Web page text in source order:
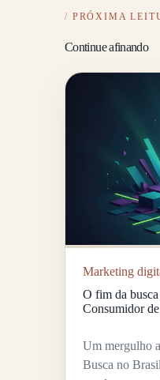
PRÓXIMA
Continue afinando
Marketing
O fim da
Consumidor
Um mergulho
Busca no